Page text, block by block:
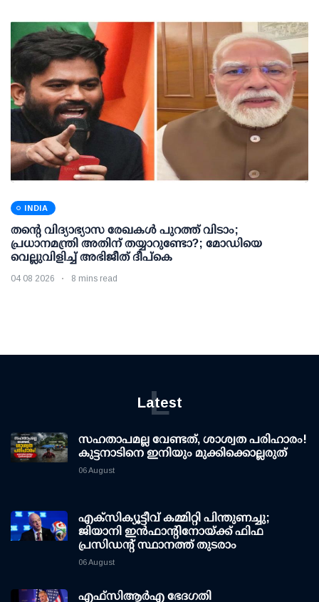
INDIA
തന്റെ വിദ്യാഭ്യാസ രേഖകള്‍ പുറത്ത് വിടാം;
പ്രധാനമന്ത്രി അതിന് തയ്യാറുണ്ടോ?; മോഡിയെ
വെല്ലുവിളിച്ച് അഭിജീത് ദീപ്കെ
04 08 2026 8 mins read
Latest
L
സഹതാപമല്ല വേണ്ടത്, ശാശ്വത പരിഹാരം!
കുട്ടനാടിനെ ഇനിയും മുക്കിക്കൊല്ലരുത്
06 August
എക്സിക്യൂട്ടീവ് കമ്മിറ്റി പിന്തുണച്ചു;
ജിയാനി ഇന്‍ഫാന്റിനോയ്ക്ക് ഫിഫ
പ്രസിഡന്റ് സ്ഥാനത്ത് തുടരാം
06 August
എഫ്‌സി‌ആര്‍‌എ ഭേദഗതി